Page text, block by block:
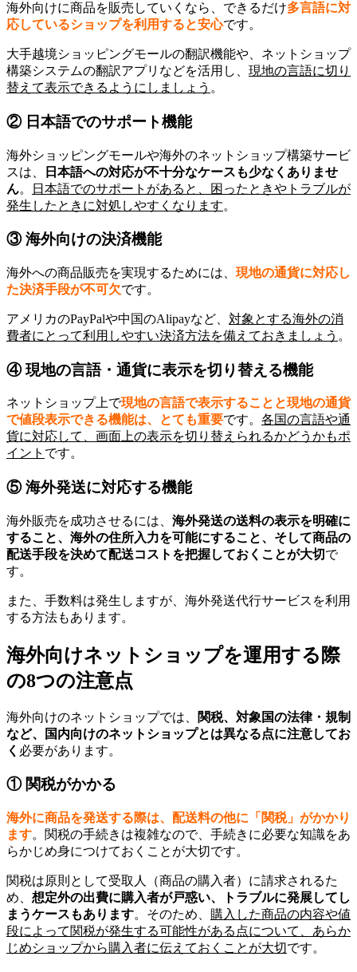
海外向けに商品を販売していくなら、できるだけ多言語に対
応しているショップを利用すると安心です。
大手越境ショッピングモールの翻訳機能や、ネットショップ
構築システムの翻訳アプリなどを活用し、 現地の言語に切り
替えて表示できるようにしましょう 。
② 日本語でのサポート機能
海外ショッピングモールや海外のネットショップ構築サービ
スは、
日本語への対応が不十分なケースも少なくありませ
ん。
日本語でのサポートがあると、困ったときやトラブルが
発生したときに対処しやすくなります。
③ 海外向けの決済機能
海外への商品販売を実現するためには、 現地の通貨に対応し
た決済手段が不可欠です。
アメリカのPayPalや中国のAlipayなど、 対象とする海外の消
費者にとって利用しやすい決済方法を備えておきましょう 。
④ 現地の言語・通貨に表示を切り替える機能
ネットショップ上で現地の言語で表示することと現地の通貨
で値段表示できる機能は、とても重要です。 各国の言語や通
貨に対応して、画面上の表示を切り替えられるかどうかもポ
イント です。
⑤ 海外発送に対応する機能
海外販売を成功させるには、 海外発送の送料の表示を明確に
すること、海外の住所入力を可能にすること、そして商品の
配送手段を決めて配送コストを把握しておくことが大切で
す。
また、手数料は発生しますが、海外発送代行サービスを利用
する方法もあります。
海外向けネットショップを運用する際
の8つの注意点
海外向けのネットショップでは、
関税、対象国の法律・規制
など、国内向けのネットショップとは異なる点に注意してお
く 必要があります。
① 関税がかかる
海外に商品を発送する際は、配送料の他に「関税」がかかり
ます。関税の手続きは複雑なので、手続きに必要な知識をあ
らかじめ身につけておくことが大切です。
関税は原則として受取人（商品の購入者）に請求されるた
め、 想定外の出費に購入者が戸惑い、トラブルに発展してし
まうケースもあります。そのため、 購入した商品の内容や値
段によって関税が発生する可能性がある点について、あらか
じめショップから購入者に伝えておくことが大切です。